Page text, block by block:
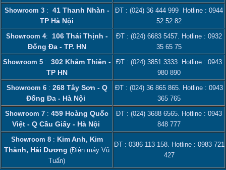
Showroom 3 : 41 Thanh Nhàn -
TP Hà Nội
ĐT : (024) 36 444 999 Hotline : 0944
52 52 82
Showroom 4: 106 Thái Thịnh -
Đống Đa - TP. HN
ĐT : (024) 6683 5457. Hotline : 0932
35 65 75
Showroom 5 : 302 Khâm Thiên -
TP HN
ĐT : (024) 3851 3333 Hotline : 0943
980 890
Showroom 6 : 268 Tây Sơn - Q
Đống Đa - Hà Nội
ĐT : (024) 36 865 865. Hotline : 0943
365 765
Showroom 7 : 459 Hoàng Quốc
Việt - Q Cầu Giấy - Hà Nội
ĐT : (024) 3688 6565. Hotline : 0943
848 777
Showroom 8 : Kim Anh, Kim
Thành, Hải Dương (Điện máy Vũ
Tuấn)
ĐT : 0386 113 158‬. Hotline : 0983 721
427